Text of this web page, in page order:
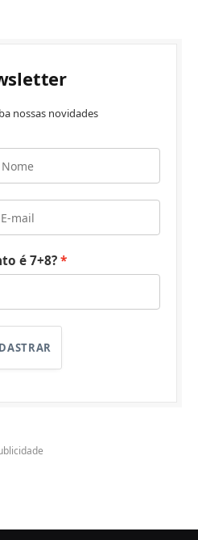
nossas novidades
é 7+8?